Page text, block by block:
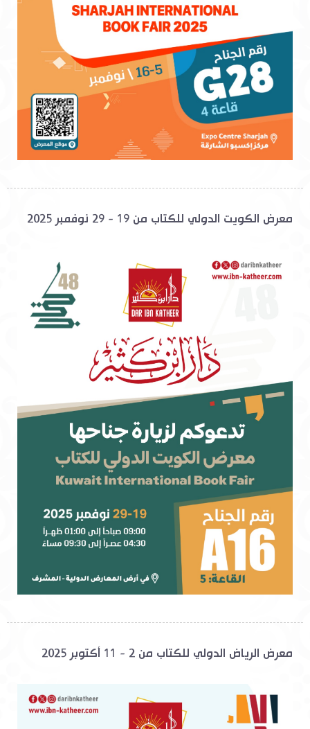
معرض الكويت الدولي للكتاب من 19 - 29 نوفمبر 2025
معرض الرياض الدولي للكتاب من 2 - 11 أكتوبر 2025